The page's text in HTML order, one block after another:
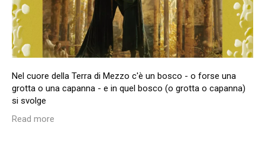
Nel cuore della Terra di Mezzo c'è un bosco - o forse una
grotta o una capanna - e in quel bosco (o grotta o capanna)
si svolge
Read more